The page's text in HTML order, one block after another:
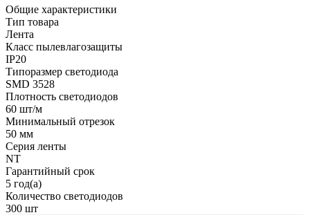
Общие характеристики
Тип товара
Лента
Класс пылевлагозащиты
IP20
Типоразмер светодиода
SMD 3528
Плотность светодиодов
60 шт/м
Минимальный отрезок
50 мм
Серия ленты
NT
Гарантийный срок
5 год(а)
Количество светодиодов
300 шт